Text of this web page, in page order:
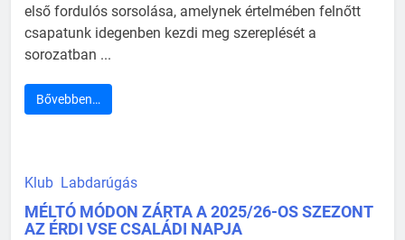
első fordulós sorsolása, amelynek értelmében felnőtt
csapatunk idegenben kezdi meg szereplését a
sorozatban ...
Bővebben…
Klub Labdarúgás
MÉLTÓ MÓDON ZÁRTA A 2025/26-OS SZEZONT
AZ ÉRDI VSE CSALÁDI NAPJA